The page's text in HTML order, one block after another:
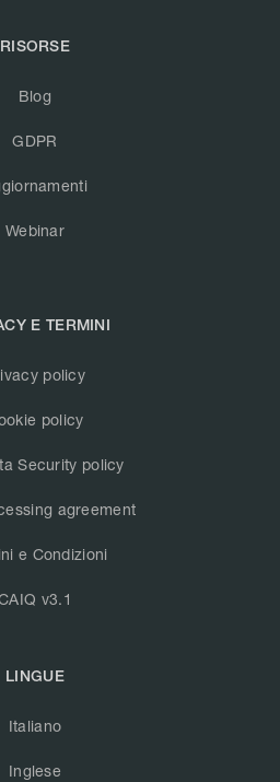
RISORSE
Blog
GDPR
Webinar
E TERMINI
policy
policy
Security policy
agreement
e Condizioni
v3.1
LINGUE
Italiano
Inglese